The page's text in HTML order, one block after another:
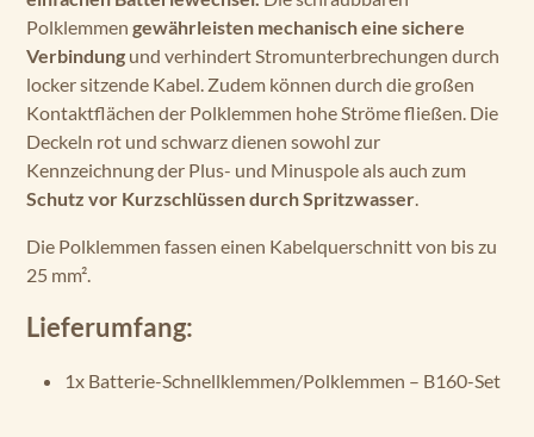
Polklemmen gewährleisten mechanisch eine sichere
Verbindung und verhindert Stromunterbrechungen durch
locker sitzende Kabel. Zudem können durch die großen
Kontaktflächen der Polklemmen hohe Ströme fließen. Die
Deckeln rot und schwarz dienen sowohl zur
Kennzeichnung der Plus- und Minuspole als auch zum
Schutz vor Kurzschlüssen durch Spritzwasser.
Die Polklemmen fassen einen Kabelquerschnitt von bis zu
25 mm².
Lieferumfang:
1x Batterie-Schnellklemmen/Polklemmen – B160-Set